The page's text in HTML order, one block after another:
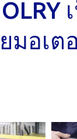
มอเต